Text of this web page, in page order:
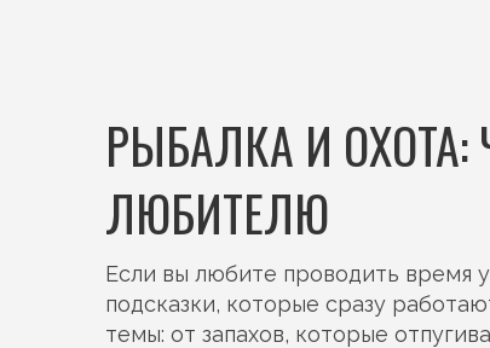
РЫБАЛКА И
ЛЮБИТЕЛЮ
Если вы любите проводить время
подсказки, которые сразу
темы: от запахов, которые